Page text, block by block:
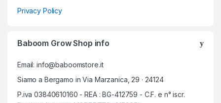
Privacy Policy
Baboom Grow Shop info
Email: info@baboomstore.it
Siamo a Bergamo in Via Marzanica, 29 · 24124
P.iva 03840610160 - REA : BG-412759 - C.F. e n° iscr.